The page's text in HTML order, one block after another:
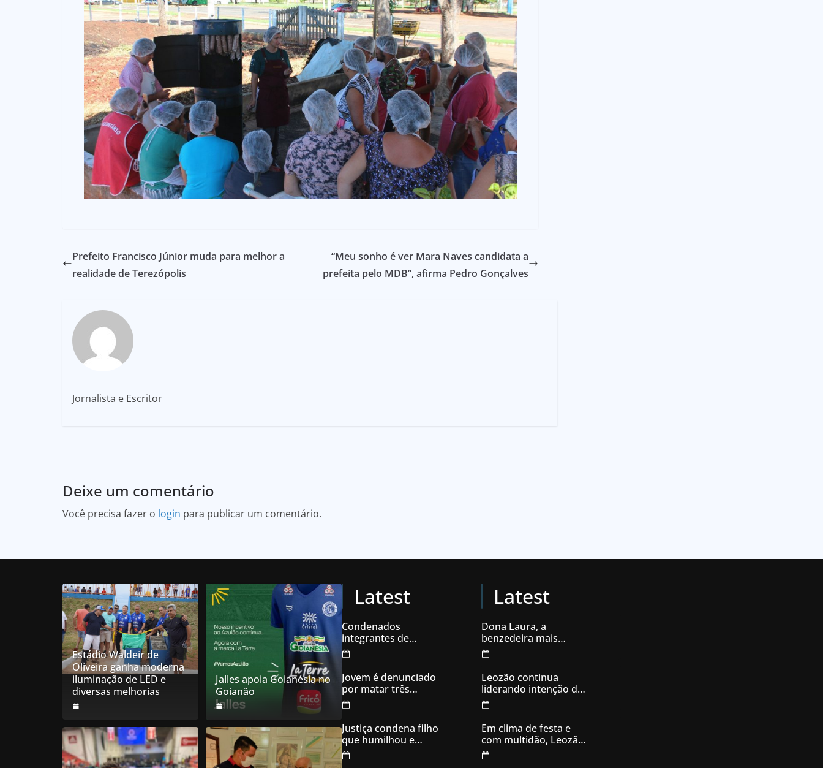
Prefeito Francisco Júnior muda para melhor a
realidade de Terezópolis
“Meu sonho é ver Mara Naves candidata a
prefeita pelo MDB”, afirma Pedro Gonçalves
Jornalista e Escritor
Deixe um comentário
Você precisa fazer o login para publicar um comentário.
Estádio Waldeir de
Oliveira ganha moderna
iluminação de LED e
diversas melhorias
Jalles apoia Goianésia no
Goianão
Latest
Condenados
integrantes de
organização
criminosa acusados
de explodir caixas
eletrônicos
Jovem é denunciado
por matar três
filhotes de cachorro e
usar sangue para
ameaçar os donos,
em Aparecida de
Goiânia
Justiça condena filho
que humilhou e
ameaçou mãe idosa;
da prisão à sentença
Latest
Dona Laura, a
benzedeira mais
famosa de Goiás
Leozão continua
liderando intenção de
votos em Goianésia
Em clima de festa e
com multidão, Leozão
inaugura comitê de
campanha